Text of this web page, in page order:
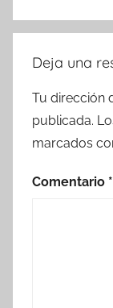
Deja una
Tu dirección
publicada.
marcados
Comentario *